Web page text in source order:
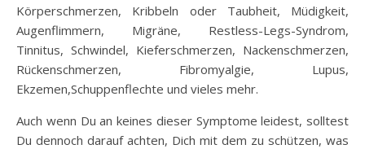
Körperschmerzen, Kribbeln oder Taubheit, Müdigkeit,
Augenflimmern, Migräne, Restless-Legs-Syndrom,
Tinnitus, Schwindel, Kieferschmerzen, Nackenschmerzen,
Rückenschmerzen, Fibromyalgie, Lupus,
Ekzemen,Schuppenflechte und vieles mehr.
Auch wenn Du an keines dieser Symptome leidest, solltest
Du dennoch darauf achten, Dich mit dem zu schützen, was